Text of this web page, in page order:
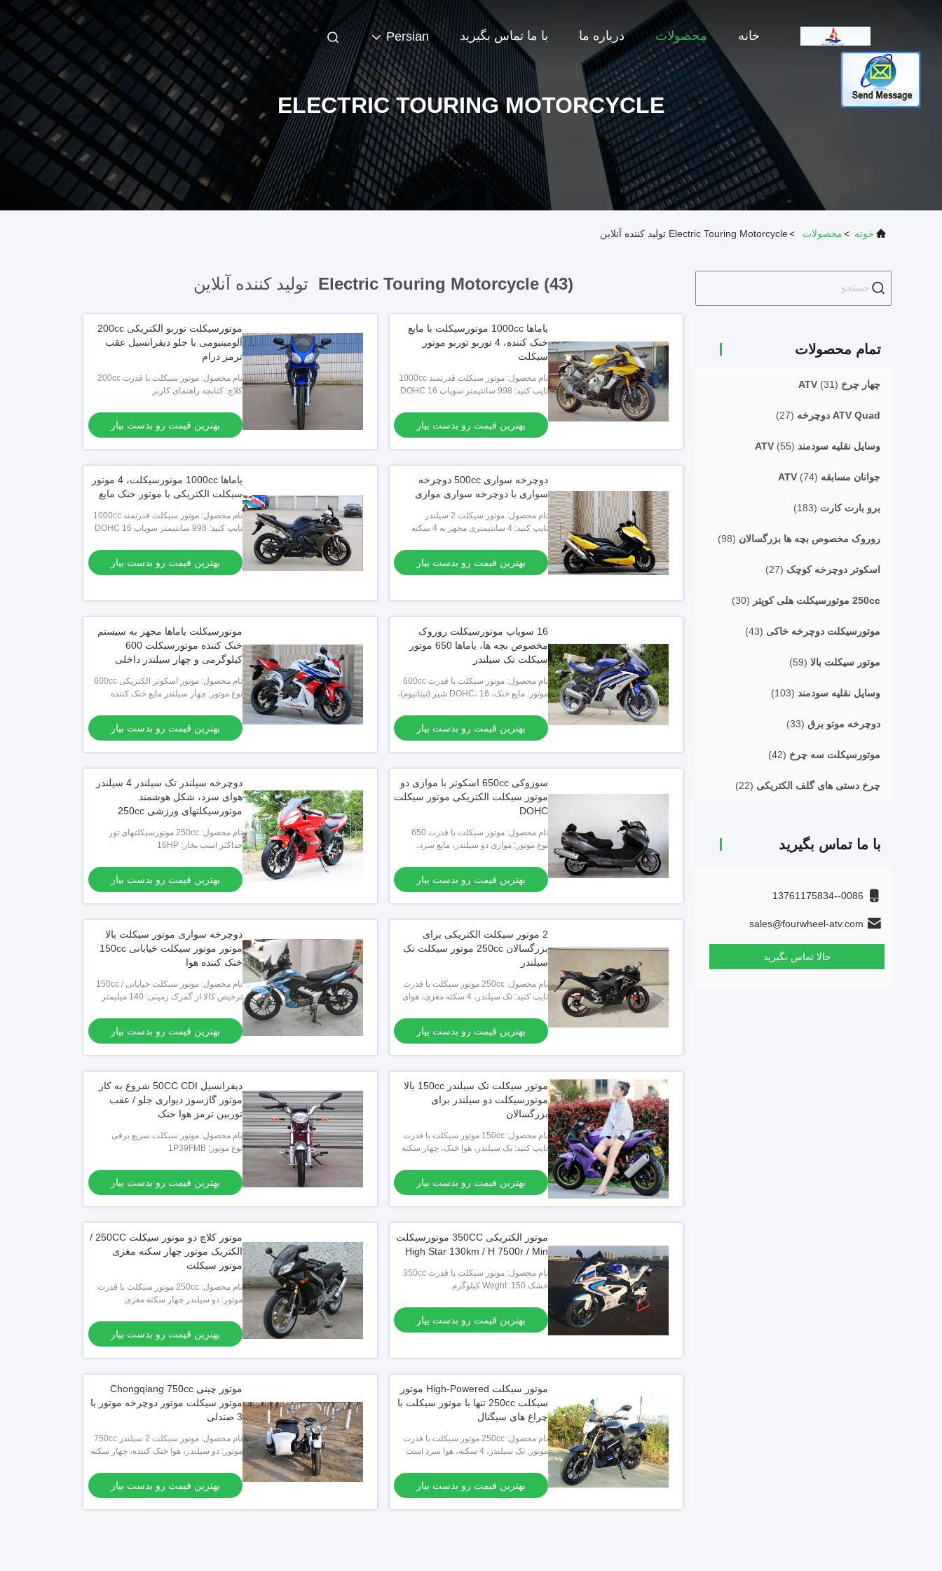
خانه محصولات درباره ما با ما تماس بگیرید Persian
ELECTRIC TOURING MOTORCYCLE
خونه >محصولات >Electric Touring Motorcycle تولید کننده آنلاین
تمام محصولات
چهار چرخ ATV (31)
ATV Quad دوچرخه (27)
وسایل نقلیه سودمند ATV (55)
جوانان مسابقه ATV (74)
برو بارت کارت (183)
روروک مخصوص بچه ها بزرگسالان (98)
اسکوتر دوچرخه کوچک (27)
250cc موتورسیکلت هلی کوپتر (30)
موتورسیکلت دوچرخه خاکی (43)
موتور سیکلت بالا (59)
وسایل نقلیه سودمند (103)
دوچرخه موتو برق (33)
موتورسیکلت سه چرخ (42)
چرخ دستی های گلف الکتریکی (22)
با ما تماس بگیرید
0086--13761175834
sales@fourwheel-atv.com
حالا تماس بگیرید
Electric Touring Motorcycle (43) تولید کننده آنلاین
یاماها 1000cc موتورسیکلت با مایع
خنک کننده، 4 توربو توربو موتور
سیکلت
نام محصول: موتور سیکلت قدرتمند 1000cc
تایپ کنید: 998 سانتیمتر سوپاپ DOHC 16
بهترین قیمت رو بدست بیار
موتورسیکلت توربو الکتریکی 200cc
آلومینیومی با جلو دیفرانسیل عقب
ترمز درام
نام محصول: موتور سیکلت با قدرت 200cc
کلاچ: کتابچه راهنمای کاربر
بهترین قیمت رو بدست بیار
دوچرخه سواری 500cc دوچرخه
سواری با دوچرخه سواری موازی
نام محصول: موتور سیکلت 2 سیلندر
تایپ کنید: 4 سانتیمتری مجهز به 4 سکته
شیر
بهترین قیمت رو بدست بیار
یاماها 1000cc موتورسیکلت، 4 موتور
سیکلت الکتریکی با موتور خنک مایع
نام محصول: موتور سیکلت قدرتمند 1000cc
تایپ کنید: 998 سانتیمتر سوپاپ DOHC 16
بهترین قیمت رو بدست بیار
16 سوپاپ موتورسیکلت روروک
مخصوص بچه ها، یاماها 650 موتور
سیکلت تک سیلندر
نام محصول: موتور سیکلت با قدرت 600cc
موتور: مایع خنک، DOHC، 16 شیر (تیتانیوم)،
بهترین قیمت رو بدست بیار
موتورسیکلت یاماها مجهز به سیستم
خنک کننده موتورسیکلت 600
کیلوگرمی و چهار سیلندر داخلی
نام محصول: موتور اسکوتر الکتریکی 600cc
نوع موتور: چهار سیلندر مایع خنک کننده
بهترین قیمت رو بدست بیار
سوزوکی 650cc اسکوتر با موازی دو
موتور سیکلت الکتریکی موتور سیکلت
DOHC
نام محصول: موتور سیکلت با قدرت 650
سانتیمتری
نوع موتور: موازی دو سیلندر، مایع سرد،
بهترین قیمت رو بدست بیار
دوچرخه سیلندر تک سیلندر 4 سیلندر
هوای سرد، شکل هوشمند
موتورسیکلتهای ورزشی 250cc
نام محصول: 250cc موتورسیکلتهای تور
حداکثر اسب بخار: 16HP
بهترین قیمت رو بدست بیار
2 موتور سیکلت الکتریکی برای
بزرگسالان 250cc موتور سیکلت تک
سیلندر
نام محصول: 250cc موتور سیکلت با قدرت
بالا
تایپ کنید: تک سیلندر، 4 سکته مغزی، هوای
بهترین قیمت رو بدست بیار
دوچرخه سواری موتور سیکلت بالا
موتور موتور سیکلت خیابانی 150cc
خنک کننده هوا
نام محصول: موتور سیکلت خیابانی 150cc /
127cc
ترخیص کالا از گمرک زمینی: 140 میلیمتر
بهترین قیمت رو بدست بیار
موتور سیکلت تک سیلندر 150cc بالا
موتورسیکلت دو سیلندر برای
بزرگسالان
نام محصول: 150cc موتور سیکلت با قدرت
بالا
تایپ کنید: یک سیلندر، هوا خنک، چهار سکته
بهترین قیمت رو بدست بیار
دیفرانسیل 50CC CDI شروع به کار
موتور گازسوز دیواری جلو / عقب
توربین ترمز هوا خنک
نام محصول: موتور سیکلت سریع برقی
نوع موتور: 1P39FMB
بهترین قیمت رو بدست بیار
موتور الکتریکی 350CC موتورسیکلت
High Star 130km / H 7500r / Min
نام محصول: موتور سیکلت با قدرت 350cc
خشک Weght: 150 کیلوگرم
بهترین قیمت رو بدست بیار
موتور کلاچ دو موتور سیکلت 250CC /
الکتریک موتور چهار سکته مغزی
موتور سیکلت
نام محصول: 250cc موتور سیکلت با قدرت
بالا
موتور: دو سیلندر چهار سکته مغزی
بهترین قیمت رو بدست بیار
موتور سیکلت High-Powered موتور
سیکلت 250cc تنها با موتور سیکلت با
چراغ های سیگنال
نام محصول: 250cc موتور سیکلت با قدرت
بالا
موتور: تک سیلندر، 4 سکته، هوا سرد است
بهترین قیمت رو بدست بیار
موتور چینی Chongqiang 750cc
موتور سیکلت موتور دوچرخه موتور با
3 صندلی
نام محصول: موتور سیکلت 2 سیلندر 750cc
موتور: دو سیلندر، هوا خنک کننده، چهار سکته
بهترین قیمت رو بدست بیار